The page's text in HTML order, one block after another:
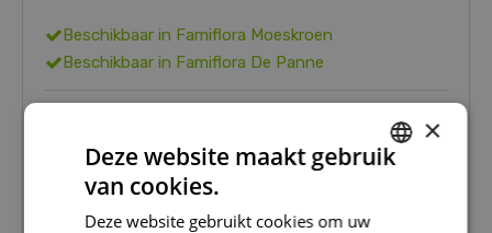
Beschikbaar in Famiflora Moeskroen
Beschikbaar in Famiflora De Panne
Verkrijgbaar in onze winkels in Moeskroen en De
Panne
7 dagen op 7 open!
×
Deze website maakt gebruik
van cookies.
Deze website gebruikt cookies om uw